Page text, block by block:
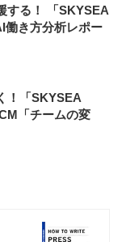
する！ 「SKYSEA
き方分析レポー
！「SKYSEA
「チームの変